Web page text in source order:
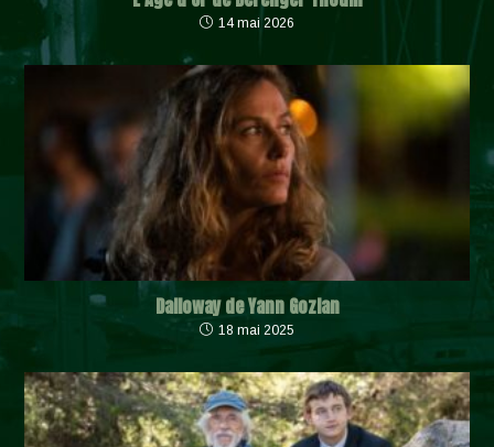
14 mai 2026
Dalloway de Yann Gozlan
18 mai 2025